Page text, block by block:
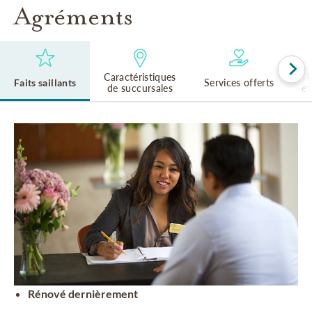
Agréments
Faits saillants
Caractéristiques
de succursales
Services offerts
Rénové dernièrement